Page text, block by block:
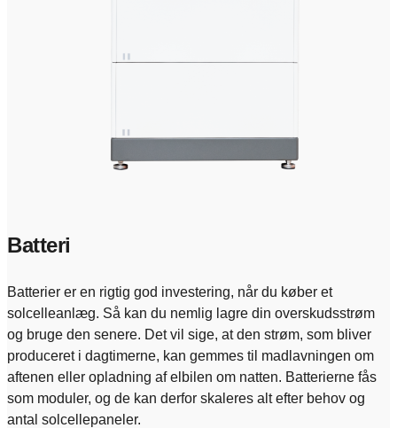
Batteri
Batterier er en rigtig god investering, når du køber et
solcelleanlæg. Så kan du nemlig lagre din overskudsstrøm
og bruge den senere. Det vil sige, at den strøm, som bliver
produceret i dagtimerne, kan gemmes til madlavningen om
aftenen eller opladning af elbilen om natten. Batterierne fås
som moduler, og de kan derfor skaleres alt efter behov og
antal solcellepaneler.